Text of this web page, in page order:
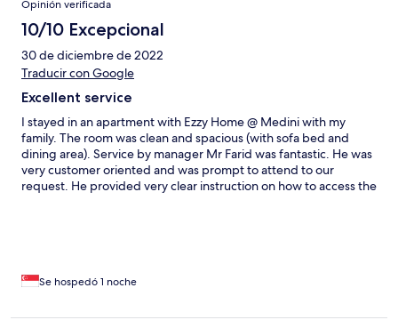
Opinión verificada
10/10 Excepcional
30 de diciembre de 2022
Traducir con Google
Excellent service
I stayed in an apartment with Ezzy Home @ Medini with my
family. The room was clean and spacious (with sofa bed and
dining area). Service by manager Mr Farid was fantastic. He was
very customer oriented and was prompt to attend to our
request. He provided very clear instruction on how to access the
Se hospedó 1 noche